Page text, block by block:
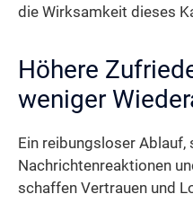
die Wirksamkeit dieses
Höhere
weniger
Ein reibungsloser Ablauf,
Nachrichtenreaktionen
schaffen Vertrauen und